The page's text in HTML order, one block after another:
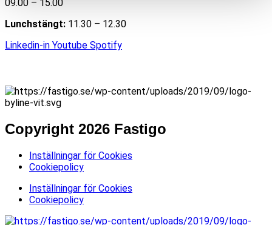
09.00 – 15.00
Lunchstängt: 11.30 – 12.30
Linkedin-in Youtube Spotify
Copyright 2026 Fastigo
Inställningar för Cookies
Cookiepolicy
Inställningar för Cookies
Cookiepolicy